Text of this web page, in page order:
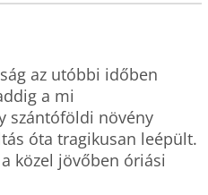
az utóbbi időben
a mi
szántóföldi növény
óta tragikusan leépült.
közel jövőben óriási